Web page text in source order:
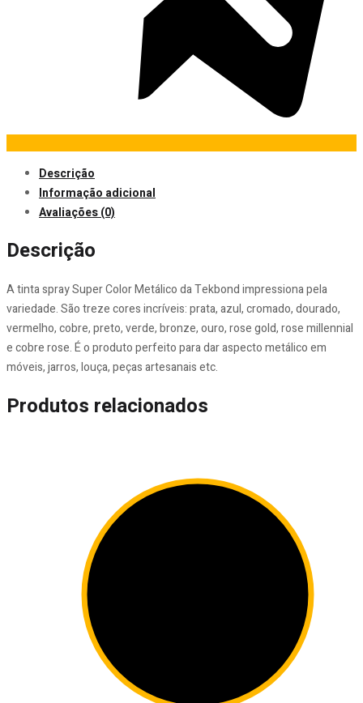
Descrição
Informação adicional
Avaliações (0)
Descrição
A tinta spray Super Color Metálico da Tekbond impressiona pela
variedade. São treze cores incríveis: prata, azul, cromado, dourado,
vermelho, cobre, preto, verde, bronze, ouro, rose gold, rose millennial
e cobre rose. É o produto perfeito para dar aspecto metálico em
móveis, jarros, louça, peças artesanais etc.
Produtos relacionados